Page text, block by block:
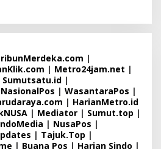
|
| Metro24jam.net |
Sumutsatu.id |
NasionalPos | WasantaraPos |
| HarianMetro.id
| Mediator | Sumut.top |
| NusaPos |
| Tajuk.Top |
| Buana Pos | Harian Sindo |